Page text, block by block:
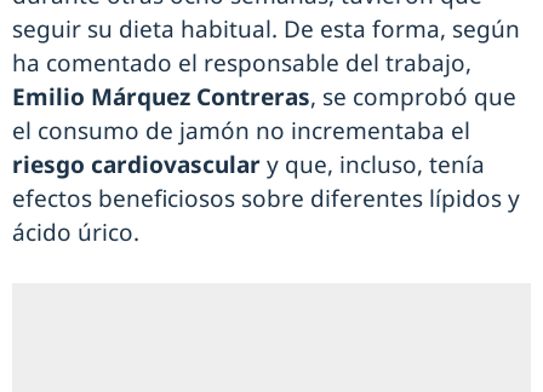
seguir su dieta habitual. De esta forma, según
ha comentado el responsable del trabajo,
Emilio Márquez Contreras, se comprobó que
el consumo de jamón no incrementaba el
riesgo cardiovasculary que, incluso, tenía
efectos beneficiosos sobre diferentes lípidos y
ácido úrico.